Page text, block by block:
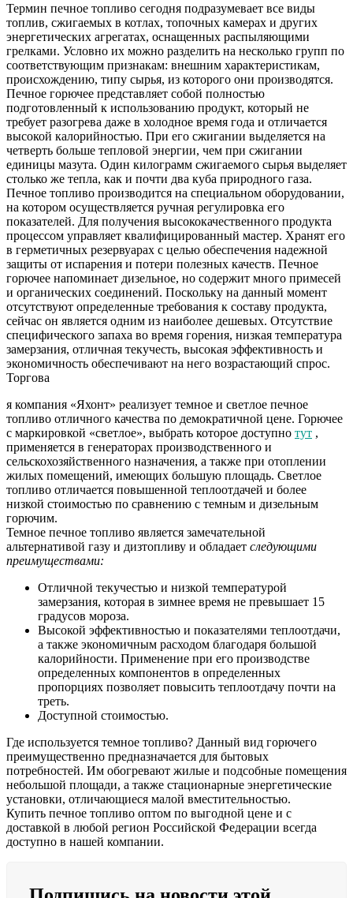
Термин печное топливо сегодня подразумевает все виды
топлив, сжигаемых в котлах, топочных камерах и других
энергетических агрегатах, оснащенных распыляющими
грелками. Условно их можно разделить на несколько групп по
соответствующим признакам: внешним характеристикам,
происхождению, типу сырья, из которого они производятся.
Печное горючее представляет собой полностью
подготовленный к использованию продукт, который не
требует разогрева даже в холодное время года и отличается
высокой калорийностью. При его сжигании выделяется на
четверть больше тепловой энергии, чем при сжигании
единицы мазута. Один килограмм сжигаемого сырья выделяет
столько же тепла, как и почти два куба природного газа.
Печное топливо производится на специальном оборудовании,
на котором осуществляется ручная регулировка его
показателей. Для получения высококачественного продукта
процессом управляет квалифицированный мастер. Хранят его
в герметичных резервуарах с целью обеспечения надежной
защиты от испарения и потери полезных качеств. Печное
горючее напоминает дизельное, но содержит много примесей
и органических соединений. Поскольку на данный момент
отсутствуют определенные требования к составу продукта,
сейчас он является одним из наиболее дешевых. Отсутствие
специфического запаха во время горения, низкая температура
замерзания, отличная текучесть, высокая эффективность и
экономичность обеспечивают на него возрастающий спрос.
Торгова
я компания «Яхонт» реализует темное и светлое печное
топливо отличного качества по демократичной цене. Горючее
с маркировкой «светлое», выбрать которое доступно тут ,
применяется в генераторах производственного и
сельскохозяйственного назначения, а также при отоплении
жилых помещений, имеющих большую площадь. Светлое
топливо отличается повышенной теплоотдачей и более
низкой стоимостью по сравнению с темным и дизельным
горючим.
Темное печное топливо является замечательной
альтернативой газу и дизтопливу и обладает следующими
преимуществами:
Отличной текучестью и низкой температурой
замерзания, которая в зимнее время не превышает 15
градусов мороза.
Высокой эффективностью и показателями теплоотдачи,
а также экономичным расходом благодаря большой
калорийности. Применение при его производстве
определенных компонентов в определенных
пропорциях позволяет повысить теплоотдачу почти на
треть.
Доступной стоимостью.
Где используется темное топливо? Данный вид горючего
преимущественно предназначается для бытовых
потребностей. Им обогревают жилые и подсобные помещения
небольшой площади, а также стационарные энергетические
установки, отличающиеся малой вместительностью.
Купить печное топливо оптом по выгодной цене и с
доставкой в любой регион Российской Федерации всегда
доступно в нашей компании.